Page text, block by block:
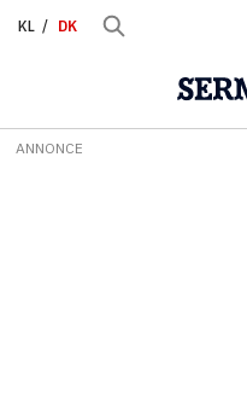
KL DK
ANNONCE